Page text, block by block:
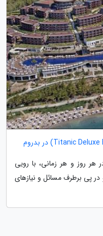
هر روز و هر زمانی، با رویی
پی برطرف مسائل و نیازهای